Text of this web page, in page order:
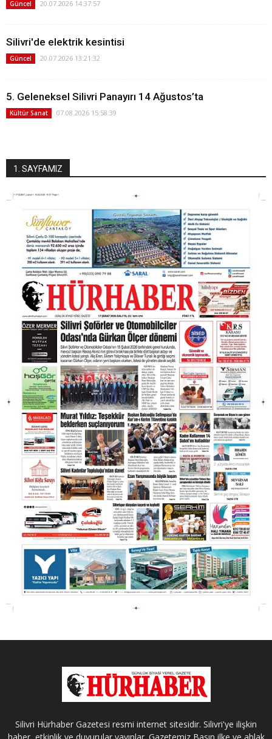
Güncel 20.07.2026 14:37:57
Silivri'de elektrik kesintisi
Güncel 20.07.2026 13:21:32
5. Geleneksel Silivri Panayırı 14 Ağustos’ta
Kültür Sanat 07.08.2026 15:58:39
1. SAYFAMIZ
Silivri Hürhaber Gazetesi resmi internet sitesidir. Silivri'ye ilişkin